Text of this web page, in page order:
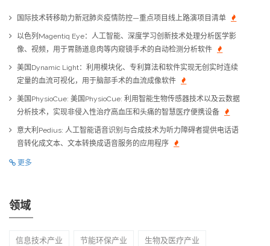
国际技术转移助力新冠肺炎疫情防控—重点项目线上路演项目清单
以色列Magentiq Eye：人工智能、深度学习创新技术处理分析医学影
像、视频，用于胃肠道息肉等内窥镜手术的自动检测分析软件
美国Dynamic Light：利用模块化、专利算法和软件实现无创实时连续
定量的血流可视化，用于脑部手术的血流成像软件
美国PhysioCue: 美国PhysioCue: 利用智能生物传感器技术以及云数据
分析技术，实现非侵入性治疗高血压和头痛的智慧医疗便携设备
意大利Pedius: 人工智能语音识别与合成技术为听力障碍者提供电话语
音转化成文本、文本转换成语音服务的应用程序
更多
领域
信息技术产业 节能环保产业 生物及医疗产业